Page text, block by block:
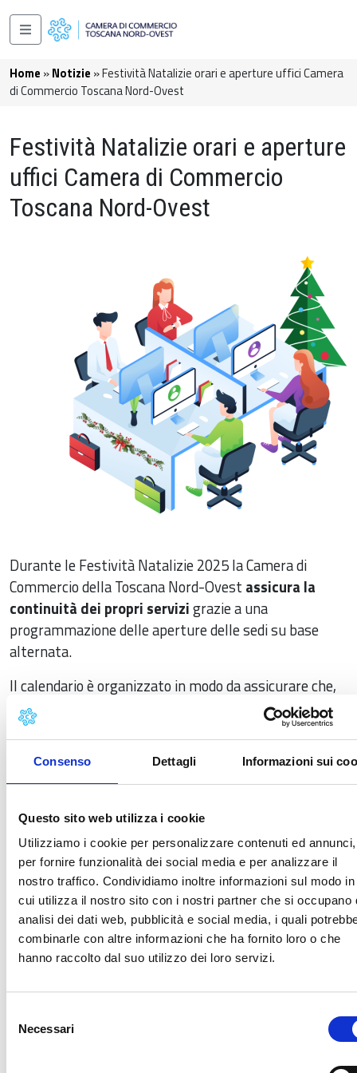
Consenso Dettagli Informazioni sui
Questo sito web utilizza i cookie
Utilizziamo i cookie per personalizzare contenuti ed annunci,
per fornire funzionalità dei social media e per analizzare il
nostro traffico. Condividiamo inoltre informazioni sul modo in
cui utilizza il nostro sito con i nostri partner che si occupano
analisi dei dati web, pubblicità e social media, i quali
combinarle con altre informazioni che ha fornito loro o che
hanno raccolto dal suo utilizzo dei loro servizi.
delNecessari
Salta al contenuto principale
Navigazione principale
Briciole di pane
Home Notizie
Festività Natalizie orari e aperture uffici Camera
di Commercio Toscana Nord-Ovest
Festività Natalizie orari e aperture
uffici Camera di Commercio
Toscana Nord-Ovest
Durante le Festività Natalizie 2025 la Camera di
Commercio della Toscana Nord-Ovest assicura la
continuità dei propri servizigrazie a una
programmazione delle aperture delle sedi su base
alternata.
Il calendario è organizzato in modo da assicurare che,
in ogni momento, almeno una sede resti operativa sul
territorio, evitando interruzioni nell’erogazione dei
uffici delle sedi di Lucca e di Viareggio
pubblico martedì 23 e martedì 30
dicembre anzichè mercoledì 24 e mercoledì 31
dicembre 2025
venerdì 2 gennaio 2026 sono aperte le sedi di
Carrara, Viareggio e Santa Croce sull'Arno
lunedì 5 gennaio 2026 sono aperte le sedi di Lucca
e di Pisa
Nella sezione contatti del sito disponibili indirizzi e
01/12/2025